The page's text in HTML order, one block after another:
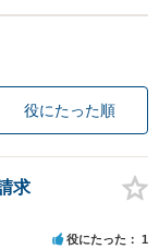
役にたった順
求
役にたった 1